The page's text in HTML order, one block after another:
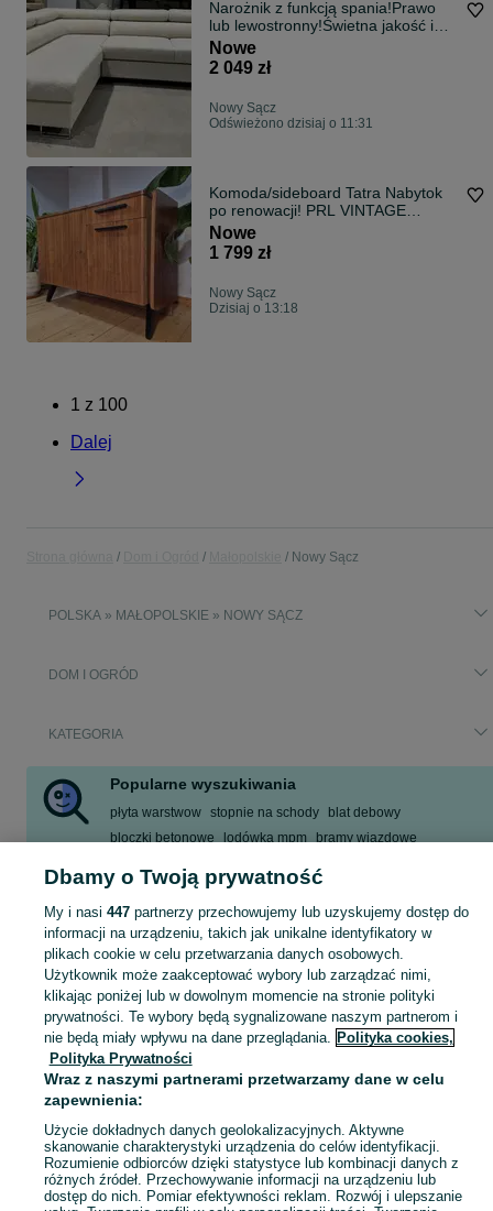
Narożnik z funkcją spania!Prawo
lub lewostronny!Świetna jakość i
CENA!
Nowe
2 049 zł
Nowy Sącz
Odświeżono dzisiaj o 11:31
Komoda/sideboard Tatra Nabytok
po renowacji! PRL VINTAGE
RETRO
Nowe
1 799 zł
Nowy Sącz
Dzisiaj o 13:18
1 z 100
Dalej
Nowy Sącz
POLSKA » MAŁOPOLSKIE » NOWY SĄCZ
DOM I OGRÓD
KATEGORIA
Popularne wyszukiwania
płyta warstwow stopnie na schody
blat debowy
bloczki betonowe
lodówka mpm
bramy wjazdowe
Sprzedaż artykułów do domu i ogrodu Nowy Sącz ▶️ Szeroki wybór modeli i materiałów ✅ Nowe i używane w atrakcyjnych cenach ☝ Sprawdź oferty na OLX.pl!
Mapa kategorii
Mapa miejscowości
Mapa ministron
Popularne wyszukiwania
Dbamy o Twoją prywatność
My i nasi 447partnerzy przechowujemy lub uzyskujemy dostęp do
informacji na urządzeniu, takich jak unikalne identyfikatory w
plikach cookie w celu przetwarzania danych osobowych.
Użytkownik może zaakceptować wybory lub zarządzać nimi,
klikając poniżej lub w dowolnym momencie na stronie polityki
prywatności. Te wybory będą sygnalizowane naszym partnerom i
nie będą miały wpływu na dane przeglądania. Polityka cookies,
Polityka Prywatności
Wraz z naszymi partnerami przetwarzamy dane w celu
zapewnienia:
Użycie dokładnych danych geolokalizacyjnych. Aktywne
skanowanie charakterystyki urządzenia do celów identyfikacji.
Rozumienie odbiorców dzięki statystyce lub kombinacji danych z
różnych źródeł. Przechowywanie informacji na urządzeniu lub
dostęp do nich. Pomiar efektywności reklam. Rozwój i ulepszanie